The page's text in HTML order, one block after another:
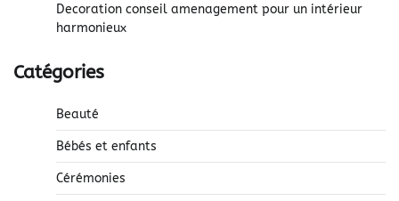
Decoration conseil amenagement pour un intérieur
harmonieux
Catégories
Beauté
Bébés et enfants
Cérémonies